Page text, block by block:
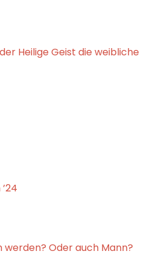
Heilige Geist die weibliche
Oder auch Mann?